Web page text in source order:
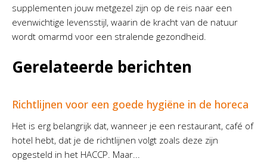
supplementen jouw metgezel zijn op de reis naar een
evenwichtige levensstijl, waarin de kracht van de natuur
wordt omarmd voor een stralende gezondheid.
Gerelateerde berichten
Richtlijnen voor een goede hygiëne in de horeca
Het is erg belangrijk dat, wanneer je een restaurant, café of
hotel hebt, dat je de richtlijnen volgt zoals deze zijn
opgesteld in het HACCP. Maar...